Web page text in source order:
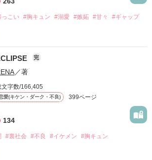
っこい #胸キュン #溺愛 #嫉妬 #甘々 #ギャップ
別れを選んだ。」
るのが怖かった。
代に大好きだった彼を自分から振った。
と思っていたのに、
した彼は、隣の学校で”王子様”と呼ばれる
いのに
完
／著
文字数/166,405
愛(キケン・ダーク・不良) 399ページ
134
#裏社会 #不良 #イケメン #胸キュン